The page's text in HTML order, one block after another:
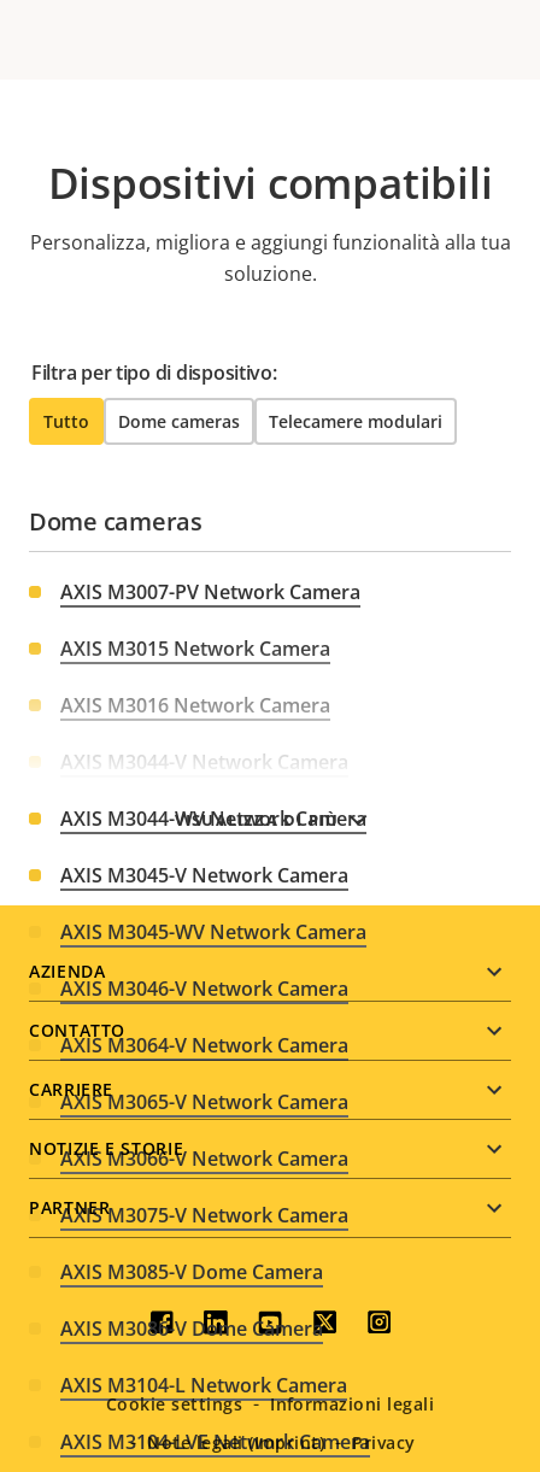
Dispositivi compatibili
Personalizza, migliora e aggiungi funzionalità alla tua
soluzione.
Filtra per tipo di dispositivo:
Tutto Dome cameras Telecamere modulari
VISUALIZZA DI PIÙ
Dome cameras
AXIS M3007-PV Network Camera
AXIS M3015 Network Camera
AXIS M3016 Network Camera
AXIS M3044-V Network Camera
AXIS M3044-WV Network Camera
AXIS M3045-V Network Camera
AXIS M3045-WV Network Camera
AXIS M3046-V Network Camera
AXIS M3064-V Network Camera
AXIS M3065-V Network Camera
AXIS M3066-V Network Camera
AXIS M3075-V Network Camera
AXIS M3085-V Dome Camera
AXIS M3086-V Dome Camera
AXIS M3104-L Network Camera
AXIS M3104-LVE Network Camera
Footer
menu
AZIENDA
CONTATTO
CARRIERE
NOTIZIE E STORIE
PARTNER
Social
menu
Cookie settings
Informazioni legali
Note legali (Imprint)
Privacy